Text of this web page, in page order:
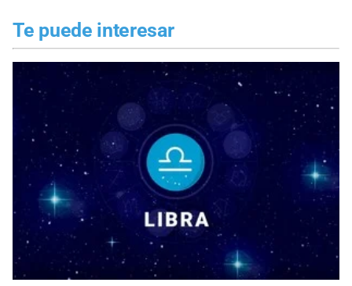
Te puede interesar